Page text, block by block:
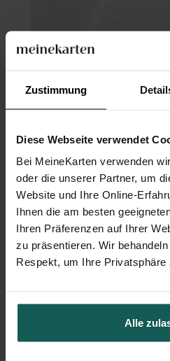
Zustimmung
Diese Webseite verwendet
Bei MeineKarten verwenden
oder die unserer Partner, um
Website und Ihre Online-
Ihnen die am besten
Ihren Präferenzen auf Ihrer
zu präsentieren. Wir
Respekt, um Ihre Privatsphäre
Alle